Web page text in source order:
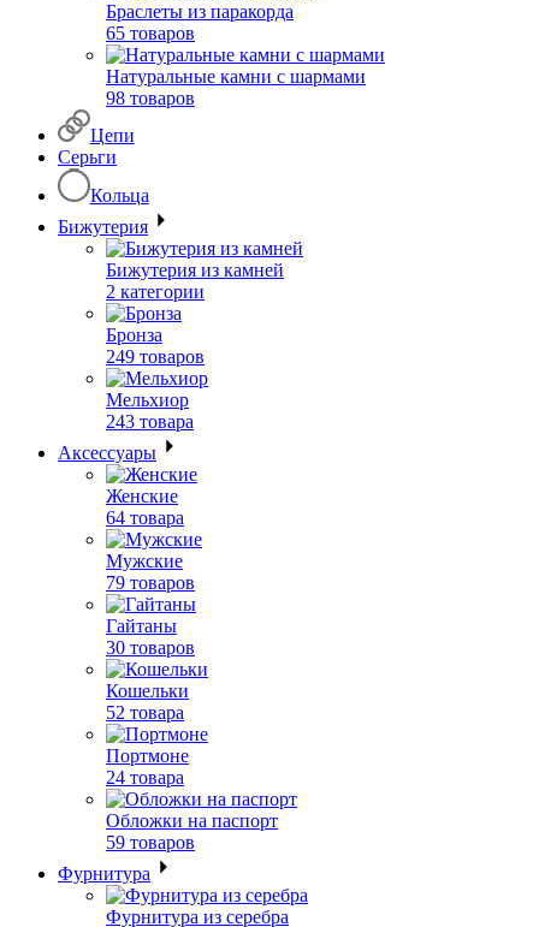
Браслеты из паракорда
65 товаров
Натуральные камни с шармами
98 товаров
Цепи
Серьги
Кольца
Бижутерия
Бижутерия из камней
2 категории
Бронза
249 товаров
Мельхиор
243 товара
Аксессуары
Женские
64 товара
Мужские
79 товаров
Гайтаны
30 товаров
Кошельки
52 товара
Портмоне
24 товара
Обложки на паспорт
59 товаров
Фурнитура
Фурнитура из серебра